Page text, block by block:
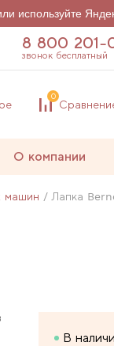
используйте
8 800 201-
звонок бесплатный
0
О компании
машин Лапка
В